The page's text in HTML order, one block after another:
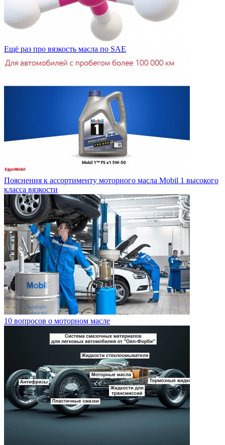
Ещё раз про вязкость масла по SAE
Пояснения к ассортименту моторного масла Mobil 1 высокого
класса вязкости
10 вопросов о моторном масле